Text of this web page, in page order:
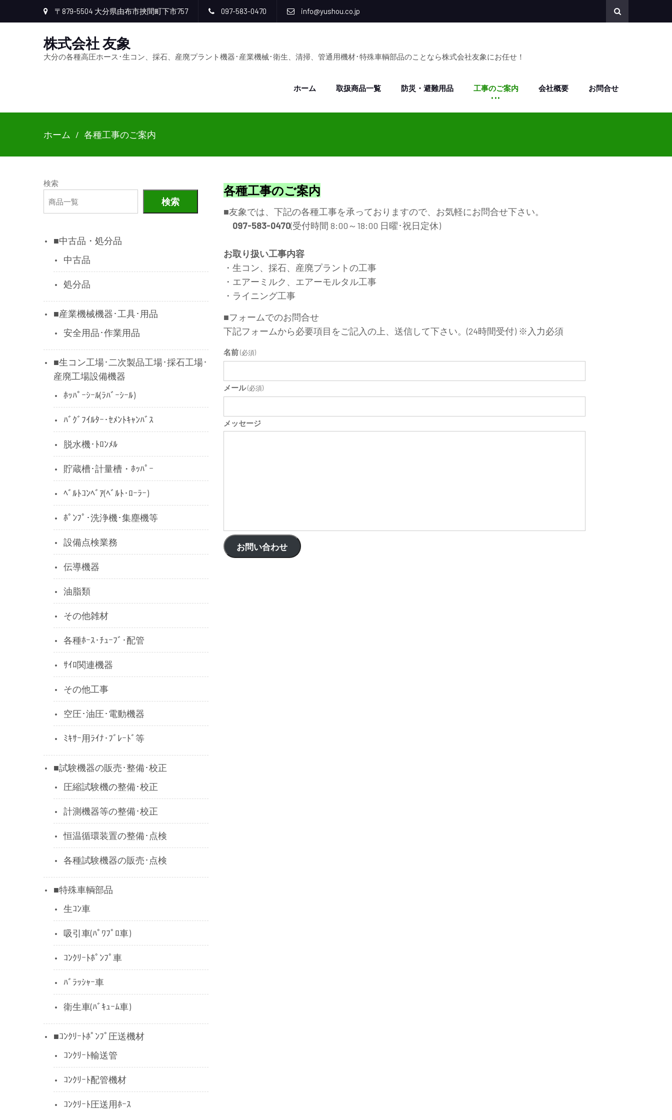
〒879-5504 大分県由布市挾間町下市757 097-583-0470 info@yushou.co.jp
株式会社 友象
大分の各種高圧ホース･生コン、採石、産廃プラント機器･産業機械･衛生、清掃、管通用機材･特殊車輌部品のことなら株式会社友象にお任せ！
ホーム 取扱商品一覧 防災・避難用品 工事のご案内 会社概要 お問合せ
ホーム 各種工事のご案内
各種工事のご案内
■友象では、下記の各種工事を承っておりますので、お気軽にお問合せ下さい。
097-583-0470(受付時間 8:00～18:00 日曜･祝日定休)
お取り扱い工事内容
・生コン、採石、産廃プラントの工事
・エアーミルク、エアーモルタル工事
・ライニング工事
■フォームでのお問合せ
下記フォームから必要項目をご記入の上、送信して下さい。(24時間受付) ※入力必須
名前(必須)
メール(必須)
メッセージ
お問い合わせ
検索
検索
■中古品・処分品
中古品
処分品
■産業機械機器･工具･用品
安全用品･作業用品
■生コン工場･二次製品工場･採石工場･
産廃工場設備機器
ﾎｯﾊﾟｰｼｰﾙ(ﾗﾊﾞｰｼｰﾙ)
ﾊﾞｸﾞﾌｲﾙﾀｰ･ｾﾒﾝﾄｷｬﾝﾊﾞｽ
脱水機･ﾄﾛﾝﾒﾙ
貯蔵槽･計量槽・ﾎｯﾊﾟｰ
ﾍﾞﾙﾄｺﾝﾍﾞｱ(ﾍﾞﾙﾄ･ﾛｰﾗｰ)
ﾎﾟﾝﾌﾟ･洗浄機･集塵機等
設備点検業務
伝導機器
油脂類
その他雑材
各種ﾎｰｽ･ﾁｭｰﾌﾞ･配管
ｻｲﾛ関連機器
その他工事
空圧･油圧･電動機器
ﾐｷｻｰ用ﾗｲﾅ･ﾌﾞﾚｰﾄﾞ等
■試験機器の販売･整備･校正
圧縮試験機の整備･校正
計測機器等の整備･校正
恒温循環装置の整備･点検
各種試験機器の販売･点検
■特殊車輌部品
生ｺﾝ車
吸引車(ﾊﾟﾜﾌﾟﾛ車)
ｺﾝｸﾘｰﾄﾎﾟﾝﾌﾟ車
ﾊﾞﾗｯｼｬｰ車
衛生車(ﾊﾞｷｭｰﾑ車)
■ｺﾝｸﾘｰﾄﾎﾟﾝﾌﾟ圧送機材
ｺﾝｸﾘｰﾄ輸送管
ｺﾝｸﾘｰﾄ配管機材
ｺﾝｸﾘｰﾄ圧送用ﾎｰｽ